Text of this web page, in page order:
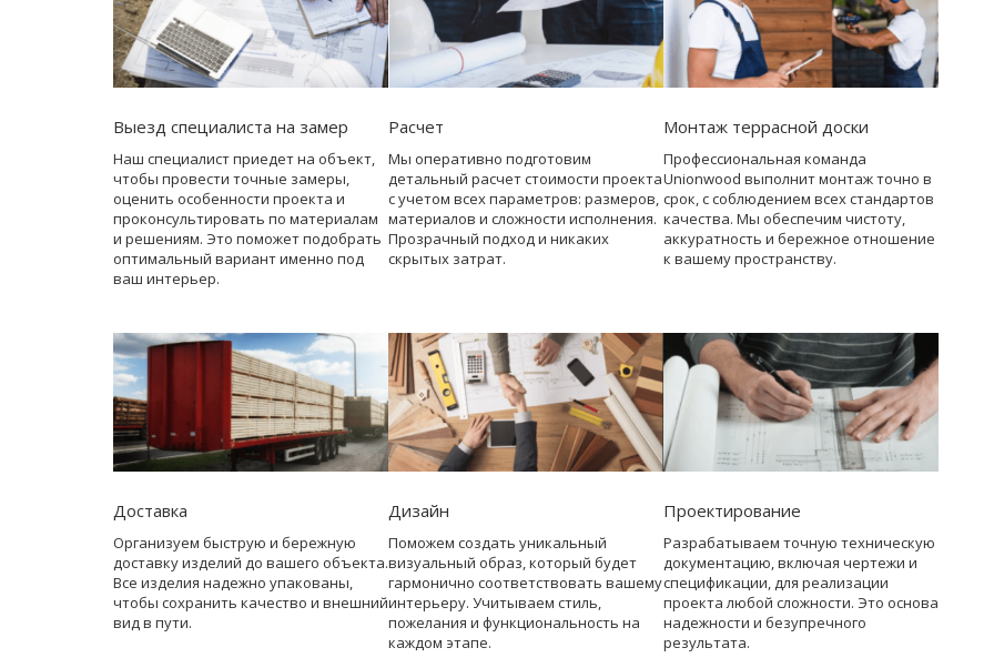
Выезд специалиста на замер
Наш специалист приедет на объект,
чтобы провести точные замеры,
оценить особенности проекта и
проконсультировать по материалам
и решениям. Это поможет подобрать
оптимальный вариант именно под
ваш интерьер.
Расчет
Мы оперативно подготовим
детальный расчет стоимости проекта
с учетом всех параметров: размеров,
материалов и сложности исполнения.
Прозрачный подход и никаких
скрытых затрат.
Монтаж террасной доски
Профессиональная команда
Unionwood выполнит монтаж точно в
срок, с соблюдением всех стандартов
качества. Мы обеспечим чистоту,
аккуратность и бережное отношение
к вашему пространству.
Доставка
Организуем быструю и бережную
доставку изделий до вашего объекта.
Все изделия надежно упакованы,
чтобы сохранить качество и внешний
вид в пути.
Дизайн
Поможем создать уникальный
визуальный образ, который будет
гармонично соответствовать вашему
интерьеру. Учитываем стиль,
пожелания и функциональность на
каждом этапе.
Проектирование
Разрабатываем точную техническую
документацию, включая чертежи и
спецификации, для реализации
проекта любой сложности. Это основа
надежности и безупречного
результата.